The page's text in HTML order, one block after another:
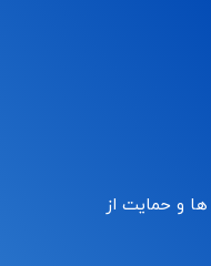
و حمایت از